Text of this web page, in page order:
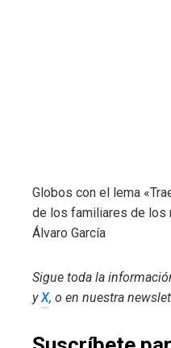
Globos con el lema
de los familiares de los
Álvaro García
Sigue toda la
yX, o en nuestra